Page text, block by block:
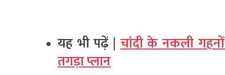
यह भी पढ़ें |चांदी के नकली
तगड़ा प्लान